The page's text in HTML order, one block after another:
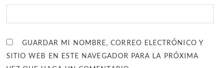
GUARDAR MI NOMBRE, CORREO ELECTRÓNICO Y
SITIO WEB EN ESTE NAVEGADOR PARA LA PRÓXIMA